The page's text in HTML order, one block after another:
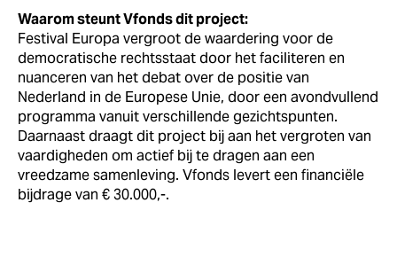
Waarom steunt Vfonds dit project:
Festival Europa vergroot de waardering voor de
democratische rechtsstaat door het faciliteren en
nuanceren van het debat over de positie van
Nederland in de Europese Unie, door een avondvullend
programma vanuit verschillende gezichtspunten.
Daarnaast draagt dit project bij aan het vergroten van
vaardigheden om actief bij te dragen aan een
vreedzame samenleving. Vfonds levert een financiële
bijdrage van € 30.000,-.